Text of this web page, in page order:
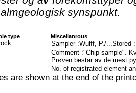
synspunkt.
type Miscellanrous
Sampler :Wulff, P./...Stored
Comment :"Chip-sample".
Prøven består av de mest
No. of registrated element
are shown at the end of the